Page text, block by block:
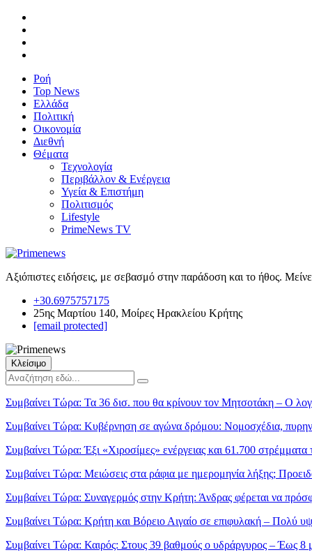
Ροή
Top News
Ελλάδα
Πολιτική
Οικονομία
Διεθνή
Θέματα
Τεχνολογία
Περιβάλλον & Ενέργεια
Υγεία & Επιστήμη
Πολιτισμός
Lifestyle
PrimeNews TV
Αξιόπιστες ειδήσεις, με σεβασμό στην παράδοση και το ήθος.
+30.6975757175
25ης Μαρτίου 140, Μοίρες Ηρακλείου Κρήτης
[email protected]
Κλείσιμο
Συμβαίνει Τώρα: Τα 36 δισ. που θα κρίνουν τον Μητσοτάκη – Ο
Συμβαίνει Τώρα: Κυβέρνηση σε αγώνα δρόμου: Νομοσχέδια,
Συμβαίνει Τώρα: Έξι «Χιροσίμες» ενέργειας και 61.700
Συμβαίνει Τώρα: Μειώσεις στα ράφια με ημερομηνία λήξης;
Συμβαίνει Τώρα: Συναγερμός στην Κρήτη: Άνδρας φέρεται να
Συμβαίνει Τώρα: Κρήτη και Βόρειο Αιγαίο σε επιφυλακή – Πολύ
Συμβαίνει Τώρα: Καιρός: Στους 39 βαθμούς ο υδράργυρος – Έως 8